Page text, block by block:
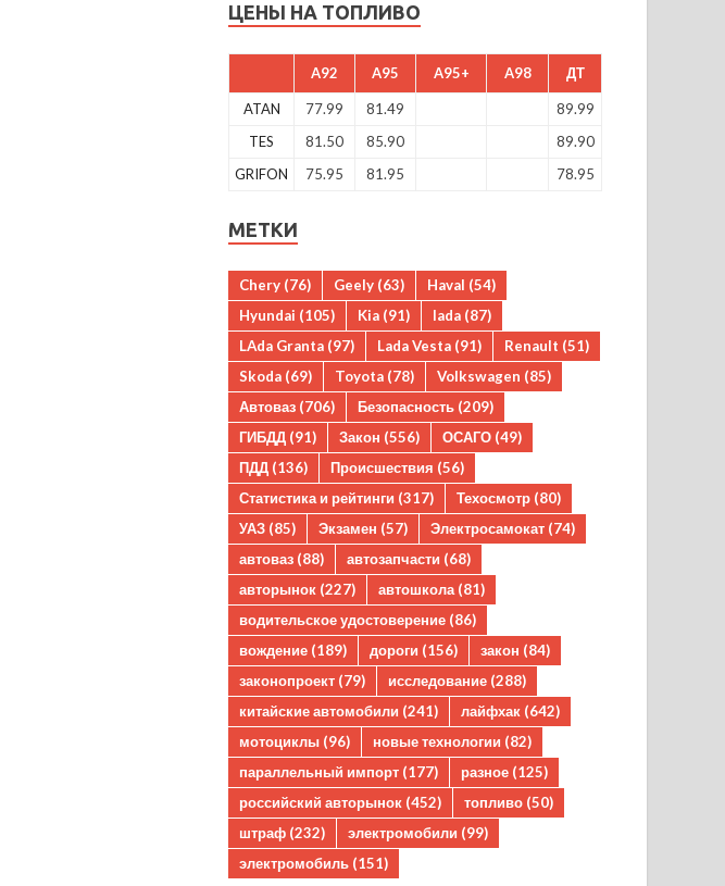
ЦЕНЫ НА ТОПЛИВО
A92 A95 A95+ A98 ДТ
ATAN 77.99 81.49
89.99
TES
81.50 85.90
89.90
GRIFON
75.95 81.95 78.95
МЕТКИ
Chery (76) Geely (63) Haval (54)
Hyundai (105) Kia (91) lada (87)
LAda Granta (97) Lada Vesta (91) Renault (51)
Skoda (69) Toyota (78) Volkswagen (85)
Автоваз (706) Безопасность (209)
ГИБДД (91) Закон (556) ОСАГО (49)
ПДД (136) Происшествия (56)
Статистика и рейтинги (317) Техосмотр (80)
УАЗ (85) Экзамен (57) Электросамокат (74)
автоваз (88) автозапчасти (68)
авторынок (227) автошкола (81)
водительское удостоверение (86)
вождение (189) дороги (156) закон (84)
законопроект (79) исследование (288)
китайские автомобили (241) лайфхак (642)
мотоциклы (96) новые технологии (82)
параллельный импорт (177) разное (125)
российский авторынок (452) топливо (50)
штраф (232) электромобили (99)
электромобиль (151)